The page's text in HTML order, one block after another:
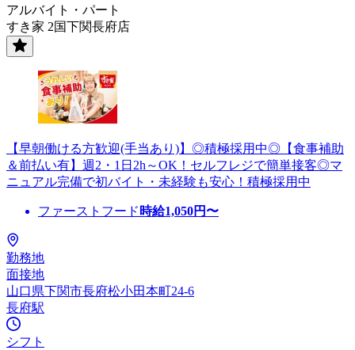
アルバイト・パート
すき家 2国下関長府店
【早朝働ける方歓迎(手当あり)】◎積極採用中◎【食事補助
＆前払い有】週2・1日2h～OK！セルフレジで簡単接客◎マ
ニュアル完備で初バイト・未経験も安心！積極採用中
ファーストフード 時給1,050円〜
勤務地
面接地
山口県下関市長府松小田本町24-6
長府駅
シフト